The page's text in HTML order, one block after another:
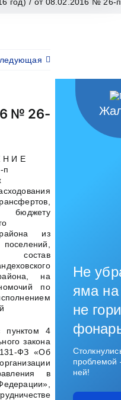
№ 26-
Н И Е
п
из
на
по
пунктом 4
закона
ФЗ «Об
в
Не
яма на
не
ней!